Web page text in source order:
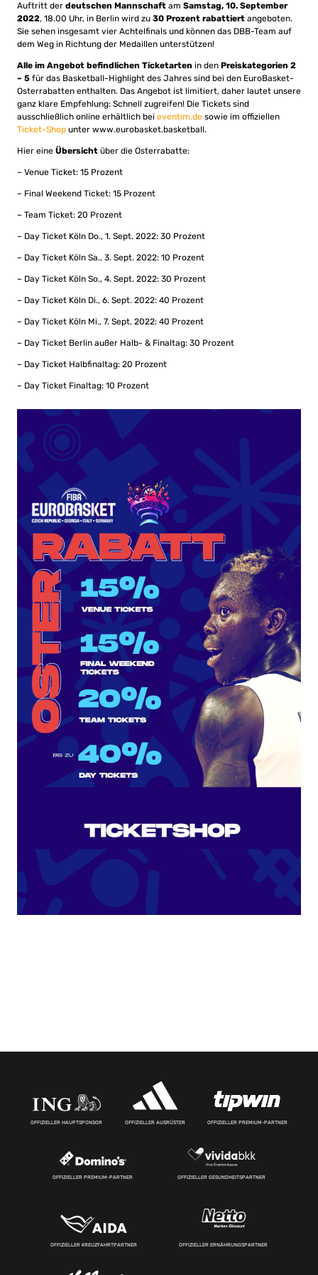
Auftritt der deutschen Mannschaft am Samstag, 10. September
2022, 18.00 Uhr, in Berlin wird zu 30 Prozent rabattiert angeboten.
Sie sehen insgesamt vier Achtelfinals und können das DBB-Team auf
dem Weg in Richtung der Medaillen unterstützen!
Alle im Angebot befindlichen Ticketarten in den Preiskategorien 2
– 5 für das Basketball-Highlight des Jahres sind bei den EuroBasket-
Osterrabatten enthalten. Das Angebot ist limitiert, daher lautet unsere
ganz klare Empfehlung: Schnell zugreifen! Die Tickets sind
ausschließlich online erhältlich bei eventim.de sowie im offiziellen
Ticket-Shop unter www.eurobasket.basketball.
Hier eine Übersicht über die Osterrabatte:
– Venue Ticket: 15 Prozent
– Final Weekend Ticket: 15 Prozent
– Team Ticket: 20 Prozent
– Day Ticket Köln Do., 1. Sept. 2022: 30 Prozent
– Day Ticket Köln Sa., 3. Sept. 2022: 10 Prozent
– Day Ticket Köln So., 4. Sept. 2022: 30 Prozent
– Day Ticket Köln Di., 6. Sept. 2022: 40 Prozent
– Day Ticket Köln Mi., 7. Sept. 2022: 40 Prozent
– Day Ticket Berlin außer Halb- & Finaltag: 30 Prozent
– Day Ticket Halbfinaltag: 20 Prozent
– Day Ticket Finaltag: 10 Prozent
OFFIZIELLER HAUPTSPONSOR OFFIZIELLER AUSRÜSTER OFFIZIELLER PREMIUM-PARTNER
OFFIZIELLER PREMIUM-PARTNER OFFIZIELLER GESUNDHEITSPARTNER
OFFIZIELLER KREUZFAHRTPARTNER OFFIZIELLER ERNÄHRUNGSPARTNER